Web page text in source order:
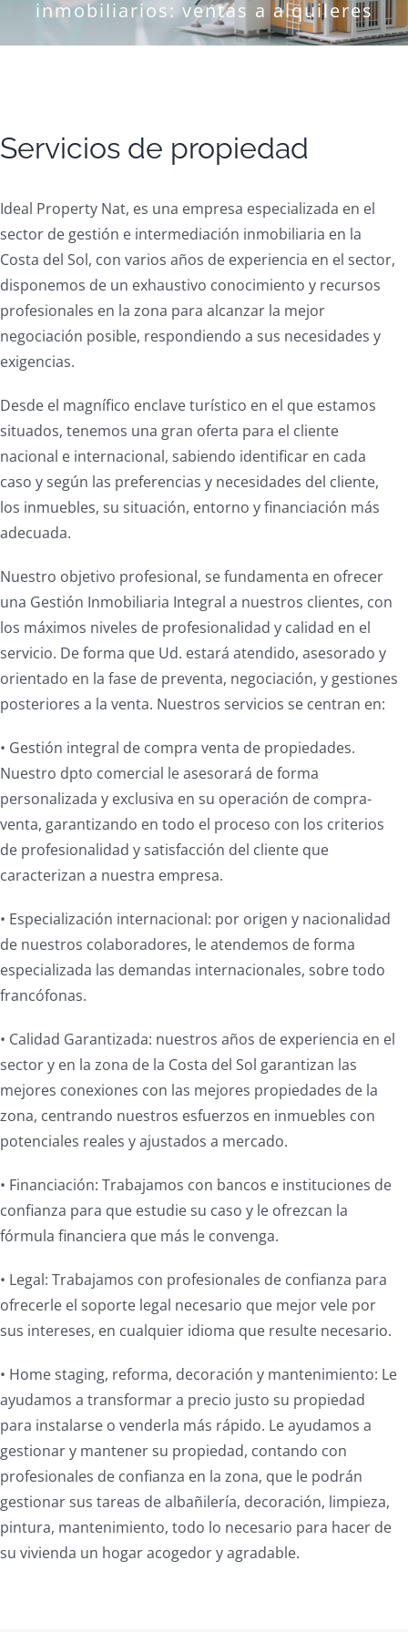
inmobiliarios: ventas a alquileres
Servicios de propiedad
Ideal Property Nat, es una empresa especializada en el
sector de gestión e intermediación inmobiliaria en la
Costa del Sol, con varios años de experiencia en el sector,
disponemos de un exhaustivo conocimiento y recursos
profesionales en la zona para alcanzar la mejor
negociación posible, respondiendo a sus necesidades y
exigencias.
Desde el magnífico enclave turístico en el que estamos
situados, tenemos una gran oferta para el cliente
nacional e internacional, sabiendo identificar en cada
caso y según las preferencias y necesidades del cliente,
los inmuebles, su situación, entorno y financiación más
adecuada.
Nuestro objetivo profesional, se fundamenta en ofrecer
una Gestión Inmobiliaria Integral a nuestros clientes, con
los máximos niveles de profesionalidad y calidad en el
servicio. De forma que Ud. estará atendido, asesorado y
orientado en la fase de preventa, negociación, y gestiones
posteriores a la venta. Nuestros servicios se centran en:
• Gestión integral de compra venta de propiedades.
Nuestro dpto comercial le asesorará de forma
personalizada y exclusiva en su operación de compra-
venta, garantizando en todo el proceso con los criterios
de profesionalidad y satisfacción del cliente que
caracterizan a nuestra empresa.
• Especialización internacional: por origen y nacionalidad
de nuestros colaboradores, le atendemos de forma
especializada las demandas internacionales, sobre todo
francófonas.
• Calidad Garantizada: nuestros años de experiencia en el
sector y en la zona de la Costa del Sol garantizan las
mejores conexiones con las mejores propiedades de la
zona, centrando nuestros esfuerzos en inmuebles con
potenciales reales y ajustados a mercado.
• Financiación: Trabajamos con bancos e instituciones de
confianza para que estudie su caso y le ofrezcan la
fórmula financiera que más le convenga.
• Legal: Trabajamos con profesionales de confianza para
ofrecerle el soporte legal necesario que mejor vele por
sus intereses, en cualquier idioma que resulte necesario.
• Home staging, reforma, decoración y mantenimiento: Le
ayudamos a transformar a precio justo su propiedad
para instalarse o venderla más rápido. Le ayudamos a
gestionar y mantener su propiedad, contando con
profesionales de confianza en la zona, que le podrán
gestionar sus tareas de albañilería, decoración, limpieza,
pintura, mantenimiento, todo lo necesario para hacer de
su vivienda un hogar acogedor y agradable.